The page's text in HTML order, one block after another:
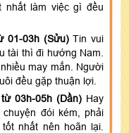
nhất làm việc gì đều
01-03h (Sửu) Tin vui
tài thì đi hướng Nam.
may mắn. Người
đều gặp thuận lợi.
03h-05h (Dần) Hay
đói kém, phải
nhất nên hoãn lại.